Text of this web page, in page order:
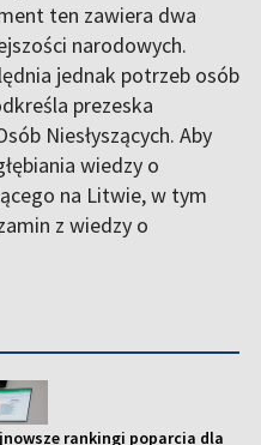
ten zawiera dwa
narodowych.
jednak potrzeb osób
prezeska
Niesłyszących. Aby
wiedzy o
na Litwie, w tym
z wiedzy o
rankingi poparcia dla